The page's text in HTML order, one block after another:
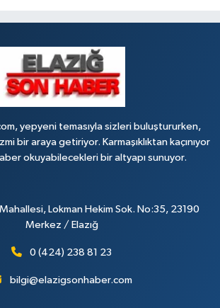
yepyeni temasıyla sizleri buluştururken,
bir araya getiriyor. Karmaşıklıktan kaçınıyor
okuyabilecekleri bir altyapı sunuyor.
Lokman Hekim Sok. No:35, 23190
Merkez / Elazığ
0 (424) 238 81 23
bilgi@elazigsonhaber.com